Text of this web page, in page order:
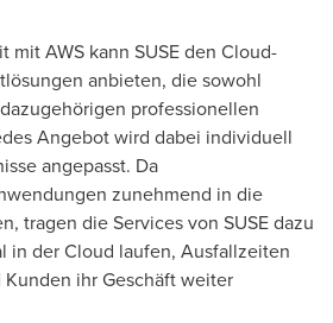
mit AWS kann SUSE den Cloud-
anbieten, die sowohl
professionellen
Angebot wird dabei individuell
angepasst. Da
zunehmend in die
tragen die Services von SUSE dazu
in der Cloud laufen, Ausfallzeiten
ihr Geschäft weiter